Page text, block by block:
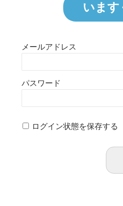
います
メールアドレス
パスワード
ログイン状態を保存する